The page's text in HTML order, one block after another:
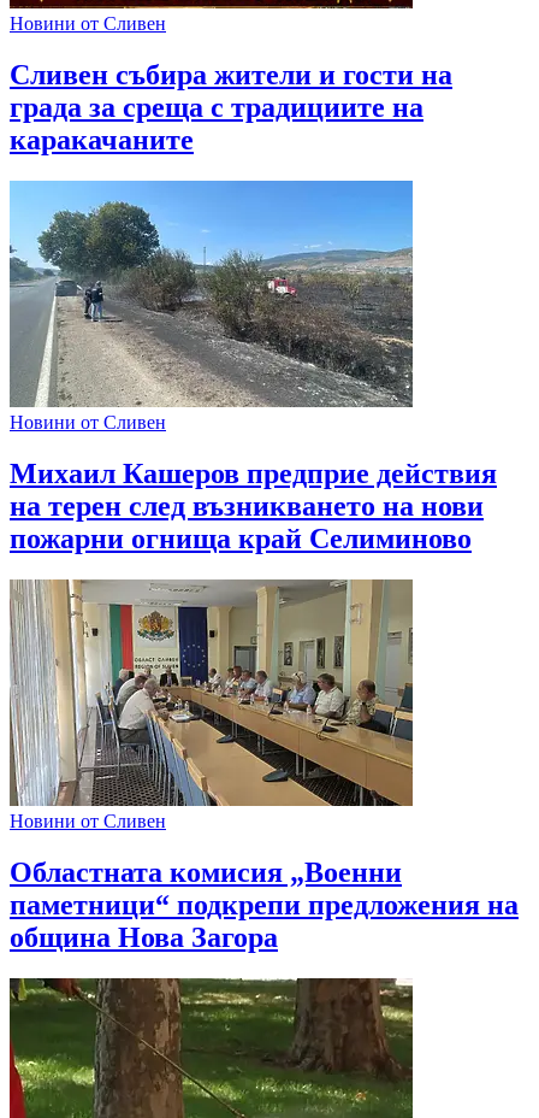
Новини от Сливен
Сливен събира жители и гости на
града за среща с традициите на
каракачаните
Новини от Сливен
Михаил Кашеров предприе действия
на терен след възникването на нови
пожарни огнища край Селиминово
Новини от Сливен
Областната комисия „Военни
паметници“ подкрепи предложения на
община Нова Загора